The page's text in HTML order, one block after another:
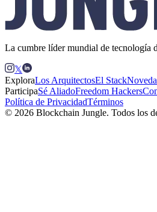
La cumbre líder mundial de tecnología
𝕏
ExploraLos ArquitectosEl Stack
ParticipaSé AliadoFreedom Hackers
Política de PrivacidadTérminos
© 2026 Blockchain Jungle. Todos los